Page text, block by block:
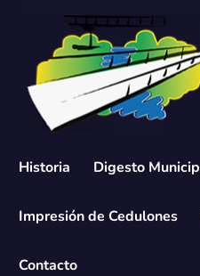
contenido
Historia Digesto
Impresión de Cedulones
Contacto